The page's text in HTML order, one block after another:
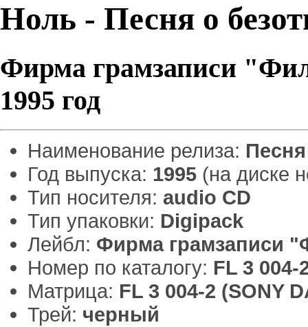
Ноль - Песня о
Фирма грамзаписи
1995 год
Наименование релиза:
Год выпуска: 1995 (на диске
Тип носителя: audio CD
Тип упаковки: Digipack
Лейбл: Фирма грамзаписи
Номер по каталогу: FL 3 004-
Матрица: FL 3 004-2 (SONY
Трей: черный